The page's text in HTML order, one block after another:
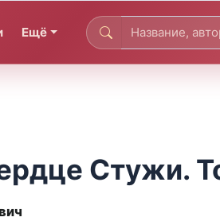
Ещё
Стужи.